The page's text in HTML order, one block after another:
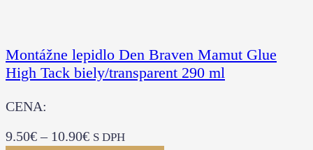
Montážne lepidlo Den Braven Mamut Glue
High Tack biely/transparent 290 ml
CENA:
9.50€– 10.90€ S DPH